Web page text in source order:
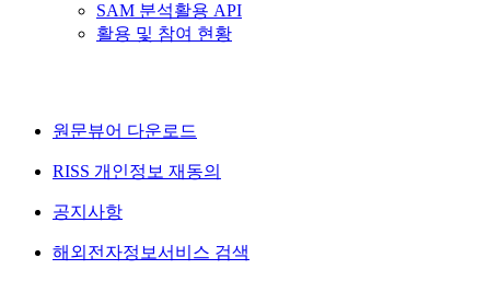
SAM 분석활용 API
활용 및 참여 현황
원문뷰어 다운로드
RISS 개인정보 재동의
공지사항
해외전자정보서비스 검색